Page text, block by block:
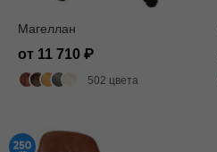
Магеллан
от 11 710
502 цвета